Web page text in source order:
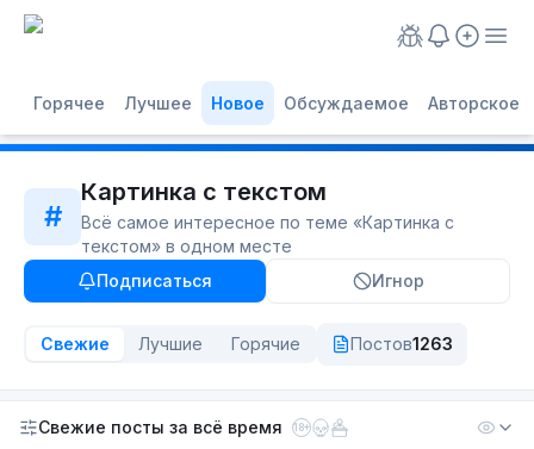
Горячее Лучшее Новое Обсуждаемое Авторское
#
Картинка с текстом
Всё самое интересное по теме «Картинка с
текстом» в одном месте
Подписаться
Игнор
Свежие Лучшие Горячие Постов1263
Свежие посты за всё время 18+